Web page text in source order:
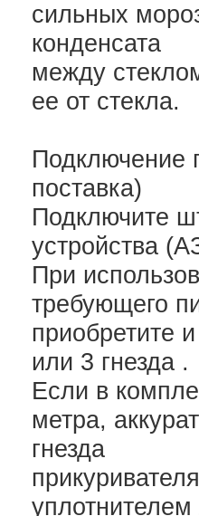
сильных
конденсата
между
ее от стекла.
Подключение
поставка)
Подключите
устройства
При
требующего
приобретите
или 3 гнезда .
Если в
метра,
гнезда
уплотнителем